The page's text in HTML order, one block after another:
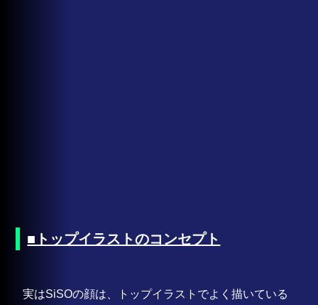
■トップイラストのコンセプト
実はSiSOの顔は、トップイラストでよく描いている